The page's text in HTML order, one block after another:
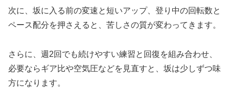
次に、坂に入る前の変速と短いアップ、登り中の回転数と
ペース配分を押さえると、苦しさの質が変わってきます。
さらに、週2回でも続けやすい練習と回復を組み合わせ、
必要ならギア比や空気圧などを見直すと、坂は少しずつ味
方になります。